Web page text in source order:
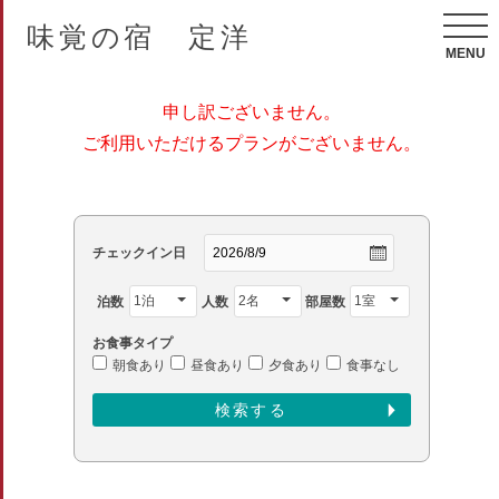
味覚の宿 定洋
MENU
申し訳ございません。
ご利用いただけるプランがございません。
チェックイン日
泊数 人数 部屋数
お食事タイプ
朝食あり
昼食あり 夕食あり 食事なし